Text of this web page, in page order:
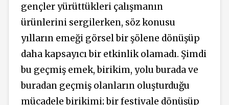
gençler yürüttükleri çalışmanın
ürünlerini sergilerken, söz konusu
yılların emeği görsel bir şölene dönüşüp
daha kapsayıcı bir etkinlik olamadı. Şimdi
bu geçmiş emek, birikim, yolu burada ve
buradan geçmiş olanların oluşturduğu
mücadele birikimi; bir festivale dönüşüp